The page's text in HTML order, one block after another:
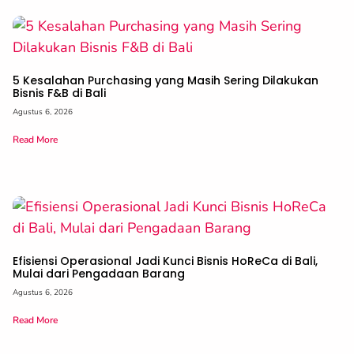
5 Kesalahan Purchasing yang Masih Sering Dilakukan
Bisnis F&B di Bali
Agustus 6, 2026
Read More
Efisiensi Operasional Jadi Kunci Bisnis HoReCa di Bali,
Mulai dari Pengadaan Barang
Agustus 6, 2026
Read More